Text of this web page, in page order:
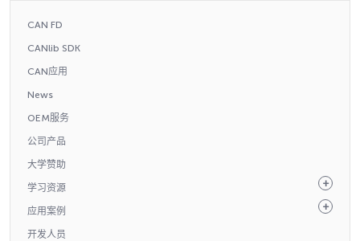
CAN FD
CANlib SDK
CAN应用
News
OEM服务
公司产品
大学赞助
学习资源
应用案例
开发人员